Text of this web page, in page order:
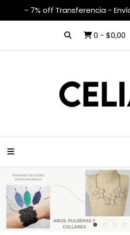
- 7% off Transferencia -
0 - $0,00